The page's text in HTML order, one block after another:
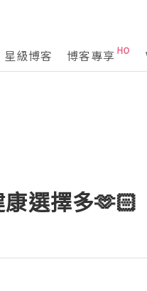
星級博客 博客專享
選擇多🫶🏻